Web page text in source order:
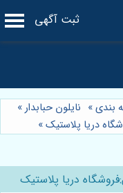
ثبت آگهی
بندی» نایلون حبابدار»
دریا پلاستیک»
دریا پلاستیک